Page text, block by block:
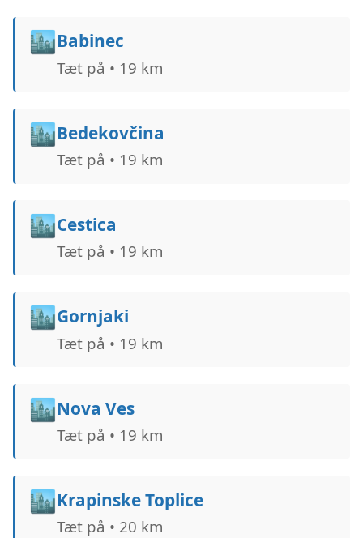
🏙️Babinec
Tæt på • 19 km
🏙️Bedekovčina
Tæt på • 19 km
🏙️Cestica
Tæt på • 19 km
🏙️Gornjaki
Tæt på • 19 km
🏙️Nova Ves
Tæt på • 19 km
🏙️Krapinske Toplice
Tæt på • 20 km